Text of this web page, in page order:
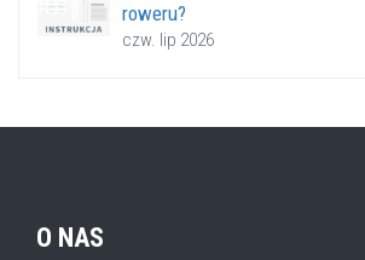
roweru?
czw. lip 2026
O NAS